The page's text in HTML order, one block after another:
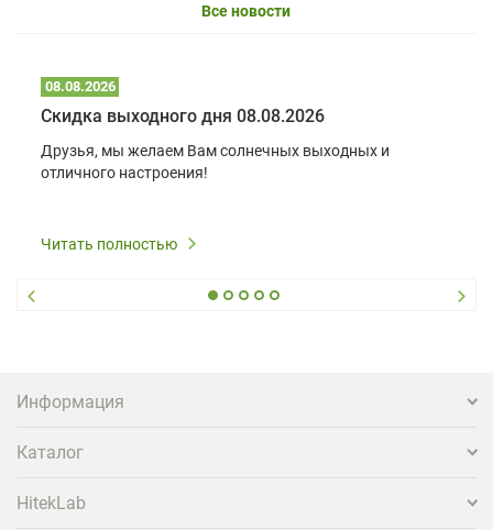
Все новости
08.08.2026
Скидка выходного дня 08.08.2026
Друзья, мы желаем Вам солнечных выходных и
отличного настроения!
Читать полностью
Информация
Каталог
HitekLab